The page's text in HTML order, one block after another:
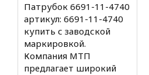
Патрубок 6691-11-4740
артикул: 6691-11-4740
купить с заводской
маркировкой.
Компания МТП
предлагает широкий